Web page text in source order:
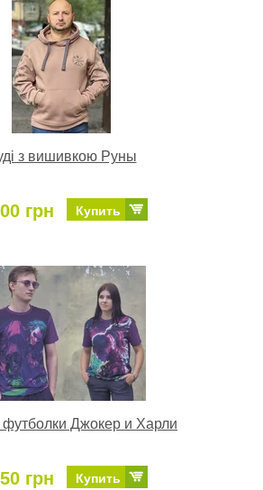
з вишивкою Руны
грн Купить
Джокер и Харли
грн Купить